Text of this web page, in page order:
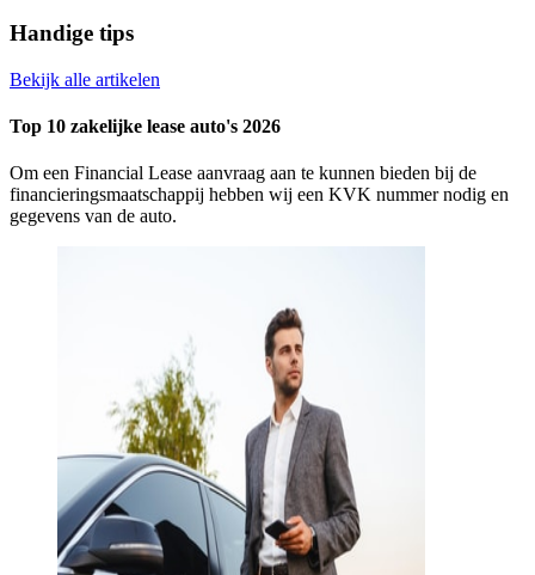
Handige tips
Bekijk alle artikelen
Top 10 zakelijke lease auto's 2026
Om een Financial Lease aanvraag aan te kunnen bieden bij de
financieringsmaatschappij hebben wij een KVK nummer nodig en
gegevens van de auto.